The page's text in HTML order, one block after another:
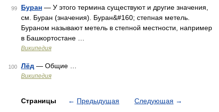
99 Буран — У этого термина существуют и другие значения,
см. Буран (значения). Буран&#160; степная метель.
Бураном называют метель в степной местности, например
в Башкортостане …
Википедия
100 Лёд — Общие …
Википедия
Страницы ← Предыдущая Следующая →